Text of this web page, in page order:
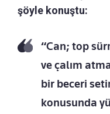
şöyle konuştu:
“Can; top
ve çalım
bir beceri
konusunda